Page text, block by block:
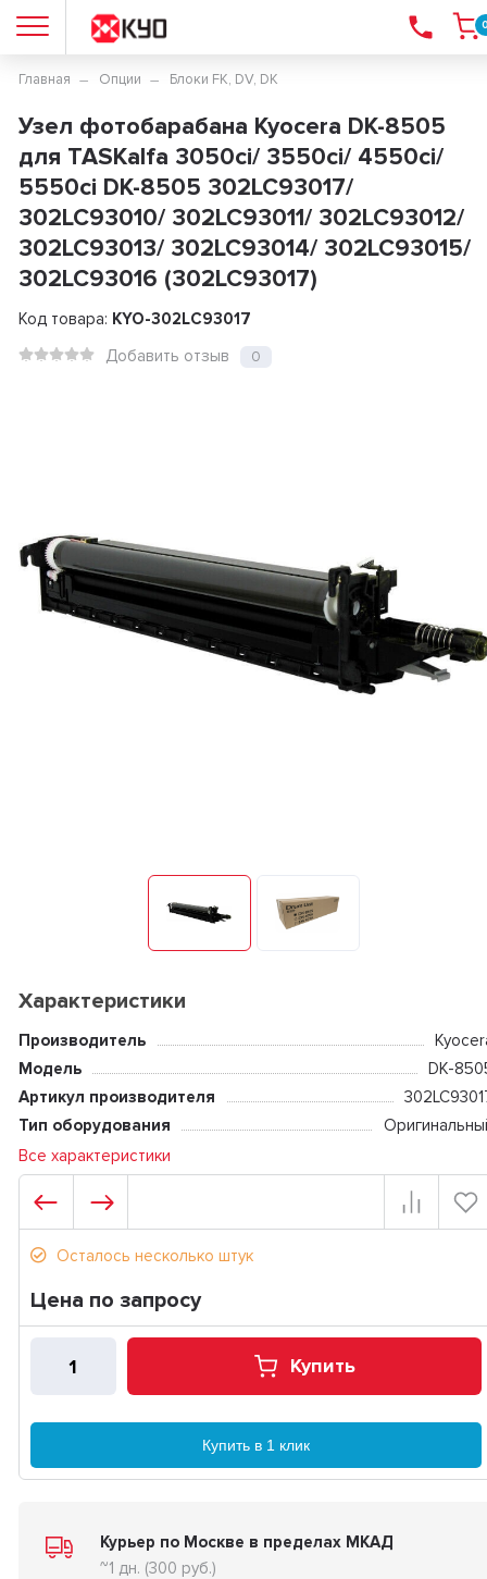
Главная Опции Блоки FK, DV, DK
Узел фотобарабана Kyocera DK-8505
для TASKalfa 3050ci/ 3550ci/ 4550ci/
5550ci DK-8505 302LC93017/
302LC93010/ 302LC93011/ 302LC93012/
302LC93013/ 302LC93014/ 302LC93015/
302LC93016 (302LC93017)
Код товара: KYO-302LC93017
Добавить отзыв
0
Характеристики
Производитель
Модель
DK-
Артикул производителя
Тип оборудования
Все характеристики
Осталось несколько штук
Цена по запросу
Купить
Купить в 1 клик
Курьер по Москве в пределах МКАД
~1 дн. (300 руб.)